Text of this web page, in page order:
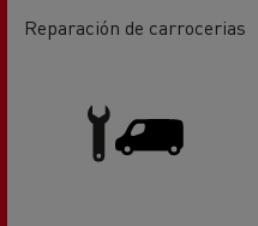
Reparación de carrocerias